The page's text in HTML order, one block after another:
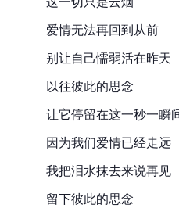
爱情无法再回到从前
别让自己懦弱活在昨天
以往彼此的思念
让它停留在这一秒一瞬
因为我们爱情已经走远
我把泪水抹去来说再见
留下彼此的思念